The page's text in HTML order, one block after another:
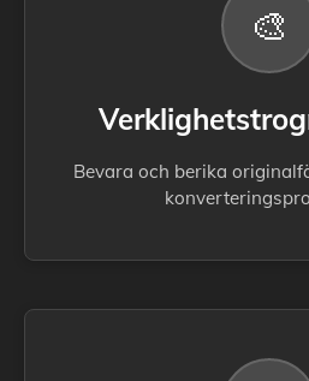
🎨
Bevara och berika